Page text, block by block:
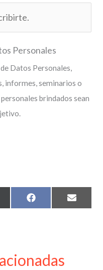
Personales
Datos Personales,
informes, seminarios o
brindados sean
Compartir
en
F
a
en
E
m